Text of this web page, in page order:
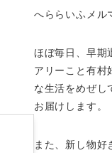
へららいふメル
ほぼ毎日、早期
アリーこと有村
な生活をめぜし
お届けします。
また、新し物好